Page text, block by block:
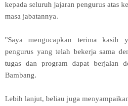
kepada seluruh jajaran pengurus atas
masa jabatannya.
"Saya mengucapkan terima kasih
pengurus yang telah bekerja sama
tugas dan program dapat berjalan
Bambang.
Lebih lanjut, beliau juga